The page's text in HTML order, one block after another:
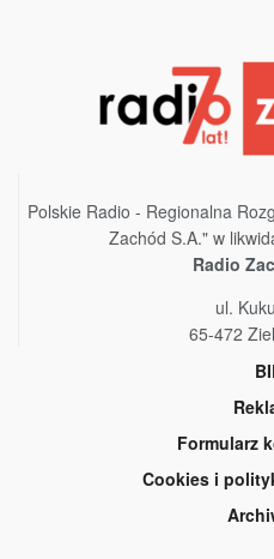
Polskie Radio - Regionalna
Zachód S.A." w
Radio
ul.
65-472
Formularz
Cookies i